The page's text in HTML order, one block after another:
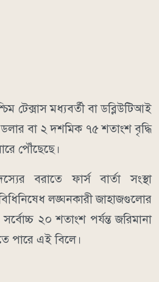
টেক্সাস মধ্যবর্তী বা ডব্লিউটিআই
বা ২ দশমিক ৭৫ শতাংশ বৃদ্ধি
পৌঁছেছে।
বরাতে ফার্স বার্তা সংস্থা
লঙ্ঘনকারী জাহাজগুলোর
২০ শতাংশ পর্যন্ত জরিমানা
পারে এই বিলে।